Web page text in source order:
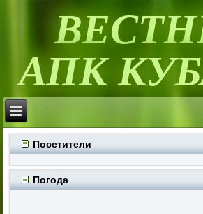
АПК
Посетители
Погода